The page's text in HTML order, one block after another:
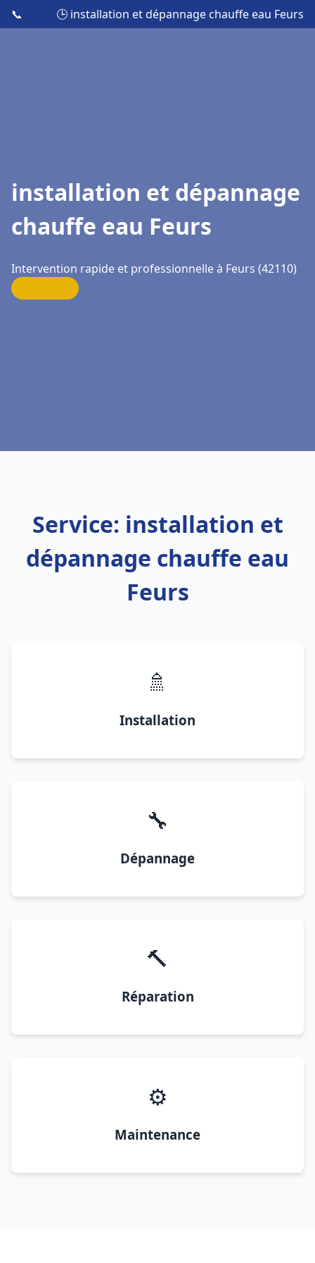
📞 🕒 installation et dépannage chauffe eau Feurs
installation et dépannage
chauffe eau Feurs
Intervention rapide et professionnelle à Feurs (42110)
Service: installation et
dépannage chauffe eau
Feurs
🚿
Installation
🔧
Dépannage
🔨
Réparation
⚙️
Maintenance